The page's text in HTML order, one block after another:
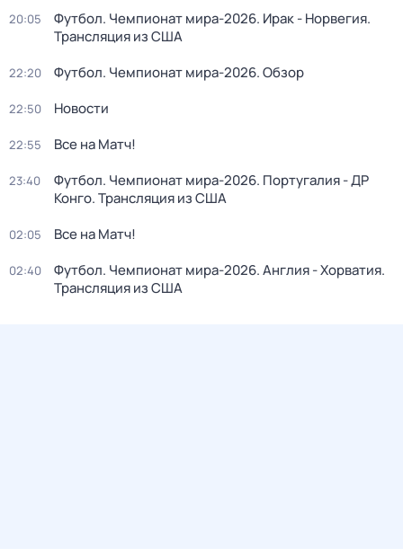
20:05
Футбол. Чемпионат мира-2026. Ирак - Норвегия.
Трансляция из США
22:20 Футбол. Чемпионат мира-2026. Обзор
22:50 Новости
22:55 Все на Матч!
23:40
Футбол. Чемпионат мира-2026. Португалия - ДР
Конго. Трансляция из США
02:05 Все на Матч!
02:40
Футбол. Чемпионат мира-2026. Англия - Хорватия.
Трансляция из США